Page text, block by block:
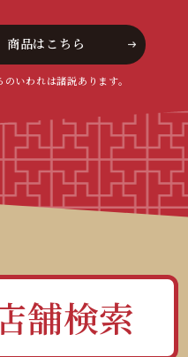
商品はこちら
いわれは諸説あります。
舗検索